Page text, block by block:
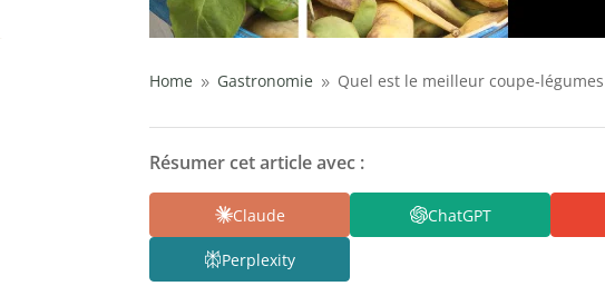
Home 9 Gastronomie 9 Quel est le meilleur coupe-
Résumer cet article avec :
Claude ChatGPT
Perplexity